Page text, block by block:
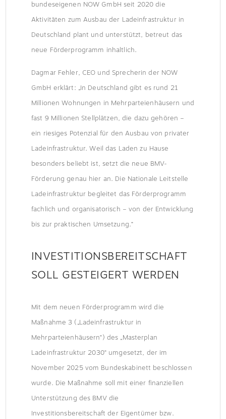
bundeseigenen NOW GmbH seit 2020 die
Aktivitäten zum Ausbau der Ladeinfrastruktur in
Deutschland plant und unterstützt, betreut das
neue Förderprogramm inhaltlich.
Dagmar Fehler, CEO und Sprecherin der NOW
GmbH erklärt: „In Deutschland gibt es rund 21
Millionen Wohnungen in Mehrparteienhäusern und
fast 9 Millionen Stellplätzen, die dazu gehören –
ein riesiges Potenzial für den Ausbau von privater
Ladeinfrastruktur. Weil das Laden zu Hause
besonders beliebt ist, setzt die neue BMV-
Förderung genau hier an. Die Nationale Leitstelle
Ladeinfrastruktur begleitet das Förderprogramm
fachlich und organisatorisch – von der Entwicklung
bis zur praktischen Umsetzung.“
INVESTITIONSBEREITSCHAFT
SOLL GESTEIGERT WERDEN
Mit dem neuen Förderprogramm wird die
Maßnahme 3 („Ladeinfrastruktur in
Mehrparteienhäusern“) des „Masterplan
Ladeinfrastruktur 2030“ umgesetzt, der im
November 2025 vom Bundeskabinett beschlossen
wurde. Die Maßnahme soll mit einer finanziellen
Unterstützung des BMV die
Investitionsbereitschaft der Eigentümer bzw.